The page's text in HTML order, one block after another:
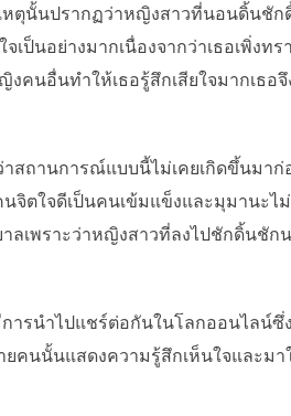
ตุนั้นปรากฏว่าหญิงสาวที่นอนดิ้นชัก
จเป็นอย่างมากเนื่องจากว่าเธอเพิ่
นอื่นทำให้เธอรู้สึกเสียใจมากเธอ
ถานการณ์แบบนี้ไม่เคยเกิดขึ้นมาก่
จิตใจดีเป็นคนเข้มแข็งและมุมานะ
ลเพราะว่าหญิงสาวที่ลงไปชักดิ้นชั
นำไปแชร์ต่อกันในโลกออนไลน์ซึ่
คนนั้นแสดงความรู้สึกเห็นใจและม